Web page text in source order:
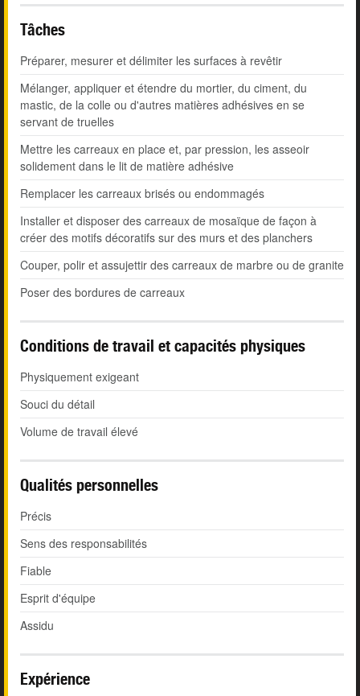
Tâches
Préparer, mesurer et délimiter les surfaces à revêtir
Mélanger, appliquer et étendre du mortier, du ciment, du
mastic, de la colle ou d'autres matières adhésives en se
servant de truelles
Mettre les carreaux en place et, par pression, les asseoir
solidement dans le lit de matière adhésive
Remplacer les carreaux brisés ou endommagés
Installer et disposer des carreaux de mosaïque de façon à
créer des motifs décoratifs sur des murs et des planchers
Couper, polir et assujettir des carreaux de marbre ou de granite
Poser des bordures de carreaux
Conditions de travail et capacités physiques
Physiquement exigeant
Souci du détail
Volume de travail élevé
Qualités personnelles
Précis
Sens des responsabilités
Fiable
Esprit d'équipe
Assidu
Expérience